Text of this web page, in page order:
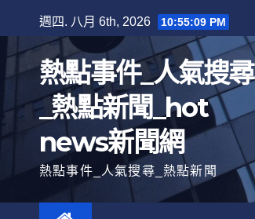
至
內
週四. 八月 6th, 2026 10:55:10 PM
熱點事件_人氣搜尋
_熱點新聞_hot
news新聞網
熱點事件_人氣搜尋_熱點新聞